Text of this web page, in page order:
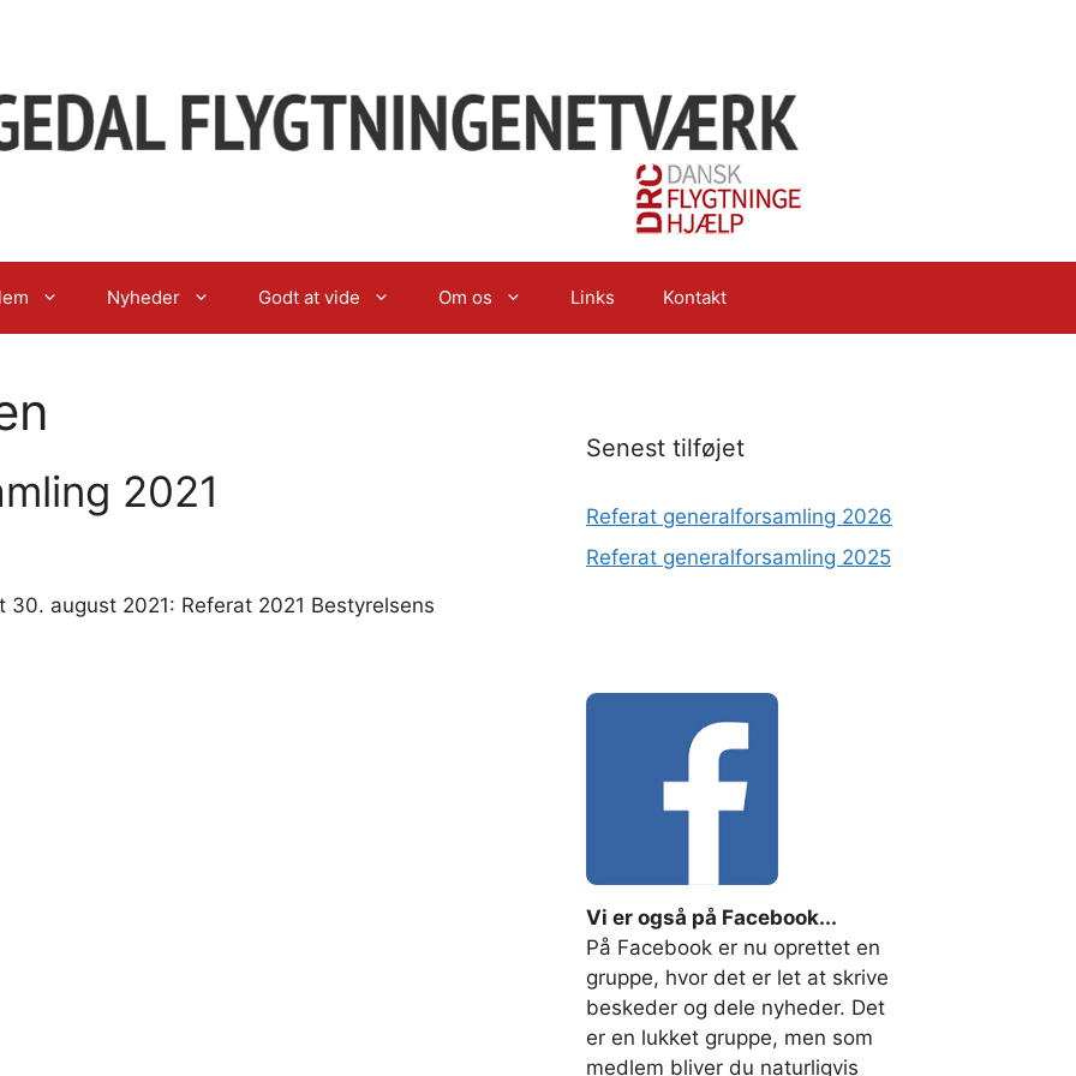
Nyheder Godt at vide Om os Links Kontakt
2021
august 2021: Referat 2021 Bestyrelsens
Senest tilføjet
Referat generalforsamling 2026
Referat generalforsamling 2025
Vi er også på Facebook...
På Facebook er nu oprettet en
gruppe, hvor det er let at skrive
beskeder og dele nyheder. Det
er en lukket gruppe, men som
medlem bliver du naturligvis